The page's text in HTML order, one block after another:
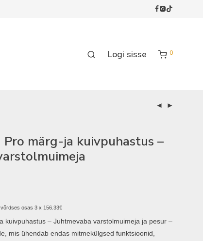
Logi sisse 0
märg-ja kuivpuhastus –
osas 3 x 156.33€
kuivpuhastus – Juhtmevaba varstolmuimeja ja pesur –
mis ühendab endas mitmekülgsed funktsioonid,